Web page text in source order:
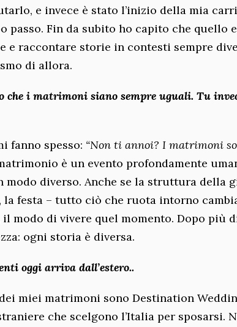
e invece è stato l’inizio della mia
passo. Fin da subito ho capito che quello
e raccontare storie in contesti sempre
di allora.
che i matrimoni siano sempre uguali. Tu
fanno spesso: “Non ti annoi? I matrimoni
è un evento profondamente
modo diverso. Anche se la struttura della
festa – tutto ciò che ruota intorno
il modo di vivere quel momento. Dopo più
ogni storia è diversa.
oggi arriva dall’estero..
miei matrimoni sono Destination
che scelgono l’Italia per sposarsi.